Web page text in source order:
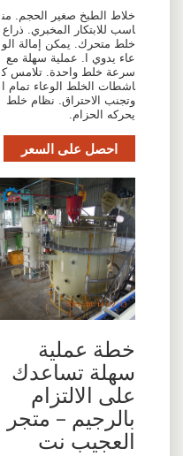
خلاط الطبخ صغير الحجم. من
اسب للابتكار المخبري. ذراع
خلط متحرك. يمكن إمالة الو
عاء يدوي ا. عملية سهلة مع
سرعة خلط واحدة. تلامس ك
اشطات الخلط الوعاء تمام ا
وتجنب الاحتراق. نظام خلط
يحركه الحزام.
احصل على السعر
خطة عملية
سهلة تساعدك
على الالتزام
بالرجيم – متجر
العجيب نت